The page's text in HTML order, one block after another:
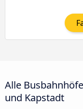
Alle
und Kapstadt